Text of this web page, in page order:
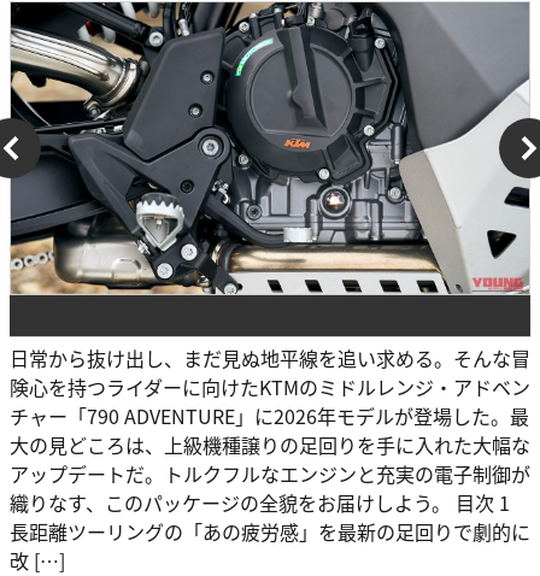
日常から抜け出し、まだ見ぬ地平線を追い求める。そんな冒
険心を持つライダーに向けたKTMのミドルレンジ・アドベン
チャー「790 ADVENTURE」に2026年モデルが登場した。最
大の見どころは、上級機種譲りの足回りを手に入れた大幅な
アップデートだ。トルクフルなエンジンと充実の電子制御が
織りなす、このパッケージの全貌をお届けしよう。 目次 1
長距離ツーリングの「あの疲労感」を最新の足回りで劇的に
改 […]